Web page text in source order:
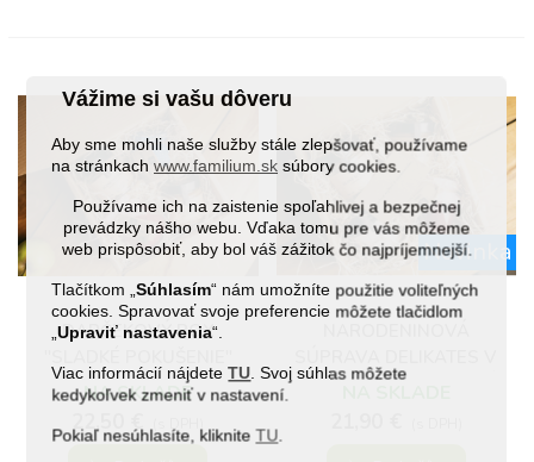
Vážime si vašu dôveru
Aby sme mohli naše služby stále zlepšovať, používame
na stránkachwww.familium.sk súbory cookies.
Používame ich na zaistenie spoľahlivej a bezpečnej
prevádzky nášho webu. Vďaka tomu pre vás môžeme
web prispôsobiť, aby bol váš zážitok čo najpríjemnejší.
Tlačítkom „Súhlasím“ nám umožníte použitie voliteľných
cookies. Spravovať svoje preferencie môžete tlačidlom
„Upraviť nastavenia“.
Viac informácií nájdete TU. Svoj súhlas môžete
kedykoľvek zmeniť v nastavení.
Pokiaľ nesúhlasíte, klikniteTU.
DARČEKOVÝ BOX
NA SKLADE
22,50 € (s DPH)
Novinka
DARČEKOVOM BALENÍ